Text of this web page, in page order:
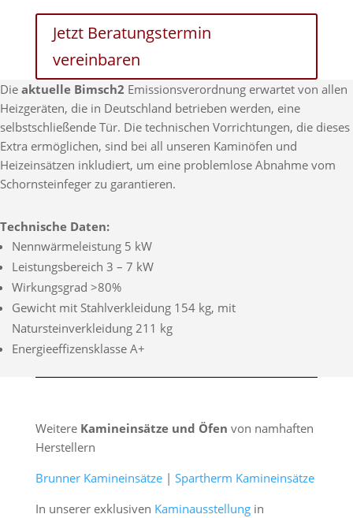
Jetzt Beratungstermin
vereinbaren
Die aktuelle Bimsch2 Emissionsverordnung erwartet von allen
Heizgeräten, die in Deutschland betrieben werden, eine
selbstschließende Tür. Die technischen Vorrichtungen, die dieses
Extra ermöglichen, sind bei all unseren Kaminöfen und
Heizeinsätzen inkludiert, um eine problemlose Abnahme vom
Schornsteinfeger zu garantieren.
Technische Daten:
Nennwärmeleistung 5 kW
Leistungsbereich 3 – 7 kW
Wirkungsgrad >80%
Gewicht mit Stahlverkleidung 154 kg, mit
Natursteinverkleidung 211 kg
Energieeffizensklasse A+
Weitere Kamineinsätze und Öfen von namhaften
Herstellern
Brunner Kamineinsätze| Spartherm Kamineinsätze
In unserer exklusiven Kaminausstellungin